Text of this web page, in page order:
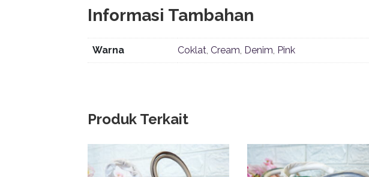
Informasi Tambahan
Warna Coklat,Cream, Denim, Pink
Produk Terkait